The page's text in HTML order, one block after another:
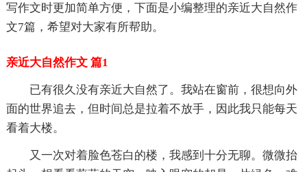
写作文时更加简单方便，下面是小编整理的亲近大自然作
文7篇，希望对大家有所帮助。
亲近大自然作文 篇1
已有很久没有亲近大自然了。我站在窗前，很想向外
面的世界追去，但时间总是拉着不放手，因此我只能每天
看着大楼。
又一次对着脸色苍白的楼，我感到十分无聊。微微抬